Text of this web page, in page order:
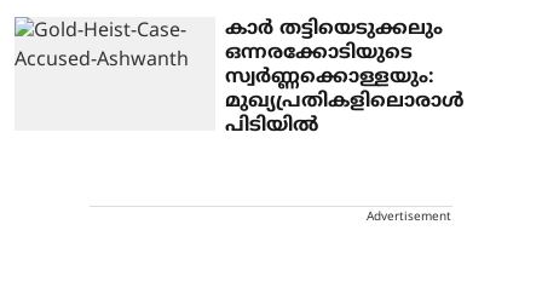
കാർ തട്ടിയെടുക്കലും
ഒന്നരക്കോടിയുടെ
സ്വർണ്ണക്കൊള്ളയും:
മുഖ്യപ്രതികളിലൊരാൾ
പിടിയിൽ
Advertisement